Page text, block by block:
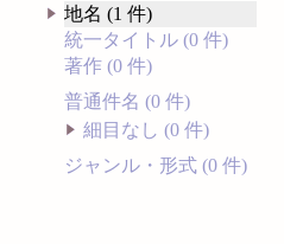
地名 (1 件)
統一タイトル (0 件)
著作 (0 件)
普通件名 (0 件)
細目なし (0 件)
ジャンル・形式 (0 件)